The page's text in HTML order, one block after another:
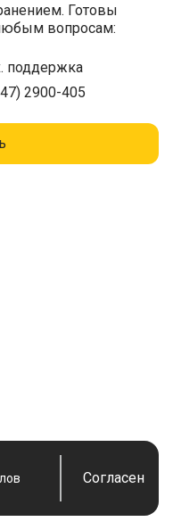
Готовы
вопросам:
поддержка
2900-405
Согласен